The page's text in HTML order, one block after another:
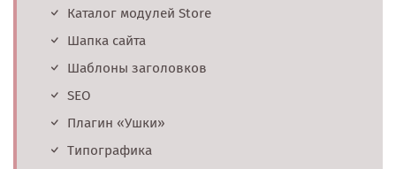
Каталог модулей Store
Шапка сайта
Шаблоны заголовков
SEO
Плагин «Ушки»
Типографика